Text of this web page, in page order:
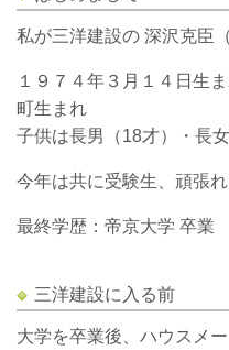
私が三洋建設の 深沢克臣
１９７４年３月１４日生
町生まれ
子供は長男（18才）・長女
今年は共に受験生、頑張れ
最終学歴：帝京大学 卒業
三洋建設に入る前
大学を卒業後、ハウスメ